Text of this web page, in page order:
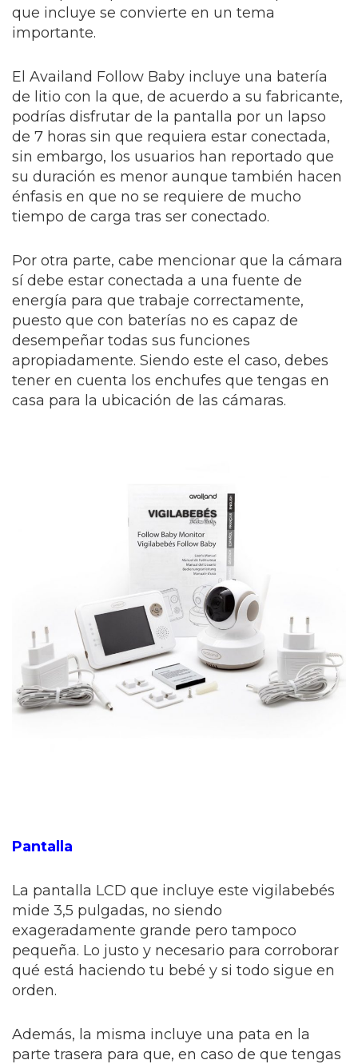
que incluye se convierte en un tema
importante.
El Availand Follow Baby incluye una batería
de litio con la que, de acuerdo a su fabricante,
podrías disfrutar de la pantalla por un lapso
de 7 horas sin que requiera estar conectada,
sin embargo, los usuarios han reportado que
su duración es menor aunque también hacen
énfasis en que no se requiere de mucho
tiempo de carga tras ser conectado.
Por otra parte, cabe mencionar que la cámara
sí debe estar conectada a una fuente de
energía para que trabaje correctamente,
puesto que con baterías no es capaz de
desempeñar todas sus funciones
apropiadamente. Siendo este el caso, debes
tener en cuenta los enchufes que tengas en
casa para la ubicación de las cámaras.
Pantalla
La pantalla LCD que incluye este vigilabebés
mide 3,5 pulgadas, no siendo
exageradamente grande pero tampoco
pequeña. Lo justo y necesario para corroborar
qué está haciendo tu bebé y si todo sigue en
orden.
Además, la misma incluye una pata en la
parte trasera para que, en caso de que tengas